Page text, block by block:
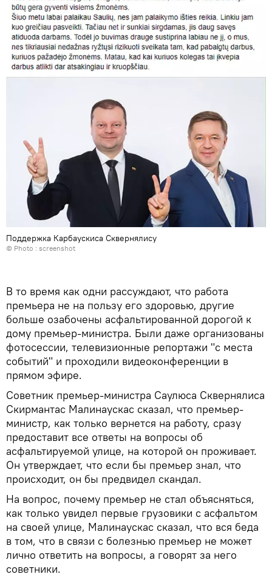
Поддержка Карбаускиса Сквернялису
© Photo : screenshot
В то время как одни рассуждают, что работа
премьера не на пользу его здоровью, другие
больше озабочены асфальтированной дорогой к
дому премьер-министра. Были даже организованы
фотосессии, телевизионные репортажи "с места
событий" и проходили видеоконференции в
прямом эфире.
Советник премьер-министра Саулюса Сквернялиса
Скирмантас Малинаускас сказал, что премьер-
министр, как только вернется на работу, сразу
предоставит все ответы на вопросы об
асфальтируемой улице, на которой он проживает.
Он утверждает, что если бы премьер знал, что
происходит, он бы предвидел скандал.
На вопрос, почему премьер не стал объясняться,
как только увидел первые грузовики с асфальтом
на своей улице, Малинаускас сказал, что вся беда
в том, что в связи с болезнью премьер не может
лично ответить на вопросы, а говорят за него
советники.